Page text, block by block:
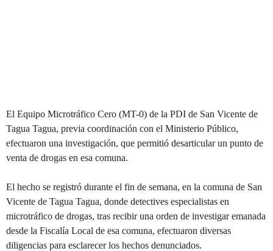
El Equipo Microtráfico Cero (MT-0) de la PDI de San Vicente de
Tagua Tagua, previa coordinación con el Ministerio Público,
efectuaron una investigación, que permitió desarticular un punto de
venta de drogas en esa comuna.
El hecho se registró durante el fin de semana, en la comuna de San
Vicente de Tagua Tagua, donde detectives especialistas en
microtráfico de drogas, tras recibir una orden de investigar emanada
desde la Fiscalía Local de esa comuna, efectuaron diversas
diligencias para esclarecer los hechos denunciados.